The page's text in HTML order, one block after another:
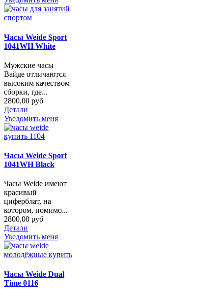
Часы Weide Sport
1041WH White
Мужские часы
Вайде отличаются
высоким качеством
сборки, где...
2800,00 руб
Детали
Уведомить меня
Часы Weide Sport
1041WH Black
Часы Weide имеют
красивый
циферблат, на
котором, помимо...
2800,00 руб
Детали
Уведомить меня
Часы Weide Dual
Time 0116